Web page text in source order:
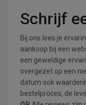
Schrijf
Bij ons lees je
aankoop bij een
een geweldige
overgezet op een
datum ook
bestelproces, de